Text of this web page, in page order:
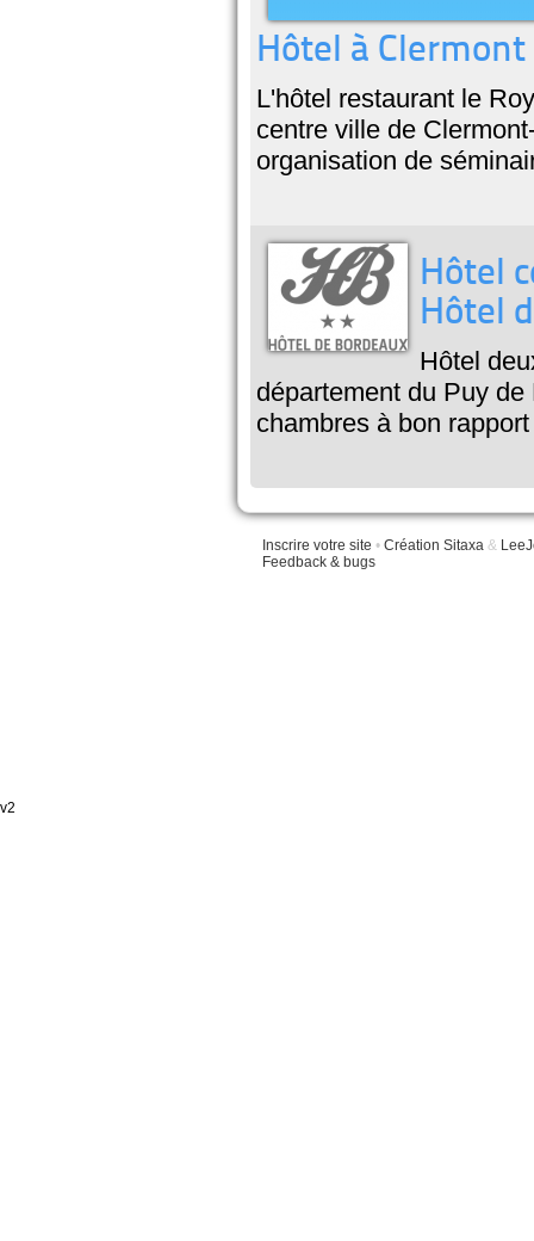
Hôtel à Clermont
L'hôtel restaurant le
centre ville de
organisation de
Hôtel
Hôtel
Hôtel
département du Puy
chambres à bon
Inscrire votre site • Création Sitaxa &
Feedback & bugs
v2